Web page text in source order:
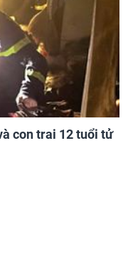
con trai 12 tuổi tử